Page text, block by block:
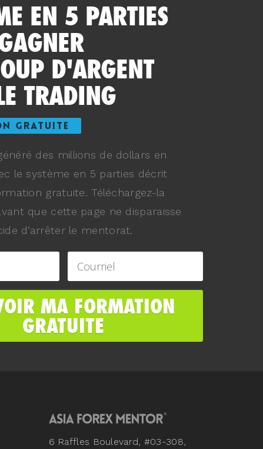
EN 5 PARTIES
D'ARGENT
TRADING
GRATUITE
des millions de dollars en
le système en 5 parties décrit
gratuite. Téléchargez-la
que cette page ne disparaisse
d’arrêter le mentorat.
6 Raffles Boulevard, #03-308,